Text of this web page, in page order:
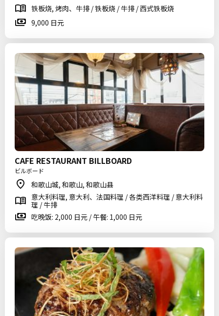
铁板烧, 烤肉、牛排 / 铁板烧 / 牛排 / 西式铁板烧
9,000 日元
CAFE RESTAURANT BILLBOARD
ビルボード
和歌山城, 和歌山, 和歌山县
意大利料理, 意大利、法国料理 / 各类西洋料理 / 意大利料
理 / 牛排
吃晚饭: 2,000 日元 / 午餐: 1,000 日元